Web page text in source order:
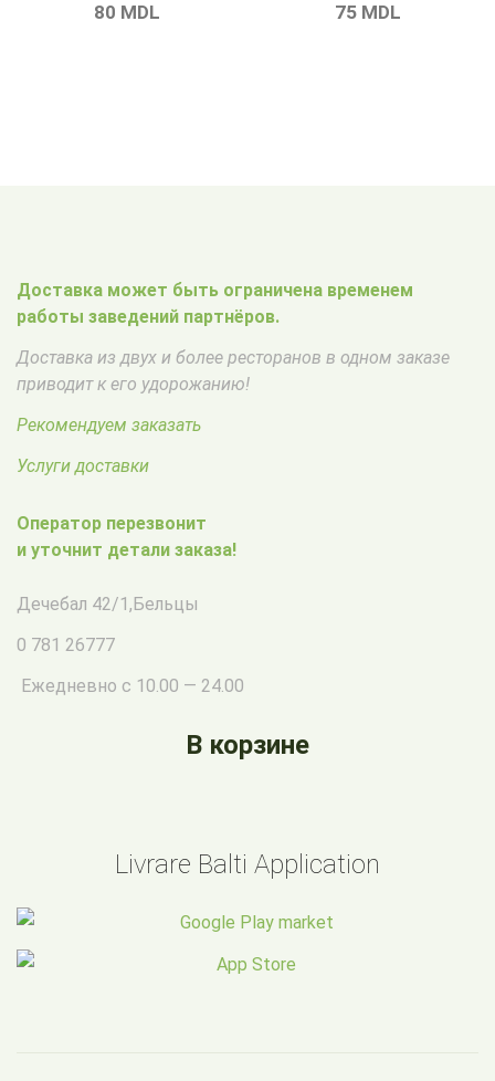
80 MDL 75 MDL
Доставка может быть ограничена временем
работы заведений партнёров.
Доставка из двух и более ресторанов в одном заказе
приводит к его удорожанию!
Рекомендуем заказать
Услуги доставки
Оператор перезвонит
и уточнит детали заказа!
Дечебал 42/1,Бельцы
0 781 26777
Ежедневно с 10.00 — 24.00
В корзине
Livrare Balti Application